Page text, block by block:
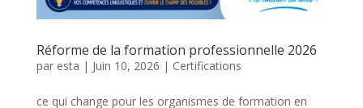
Réforme de la formation professionnelle 2026
par esta | Juin 10, 2026 | Certifications
ce qui change pour les organismes de formation en